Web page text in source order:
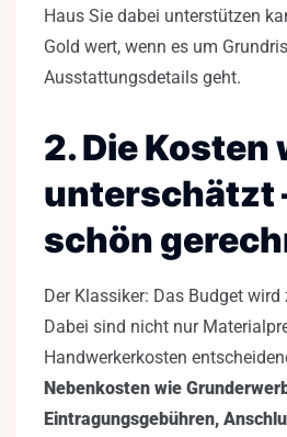
Haus Sie dabei unterstützen
Gold wert, wenn es um
Ausstattungsdetails geht.
2. Die Kosten
unterschätzt
schön
Der Klassiker: Das Budget
Dabei sind nicht nur
Handwerkerkosten
Nebenkosten wie
Eintragungsgebühren,